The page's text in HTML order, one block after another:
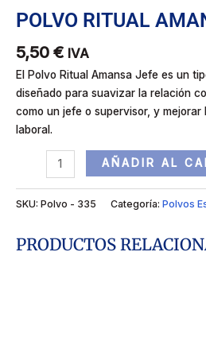
POLVO RITUAL
5,50 € IVA
El Polvo Ritual Amansa Jefe es un
diseñado para suavizar la relación
como un jefe o supervisor, y mejorar
laboral.
AÑADIR AL
SKU: Polvo - 335 Categoría: Polvos
PRODUCTOS